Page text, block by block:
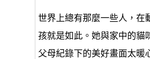
世界上總有那麼一些人，在
孩就是如此。她與家中的貓
父母紀錄下的美好畫面太暖